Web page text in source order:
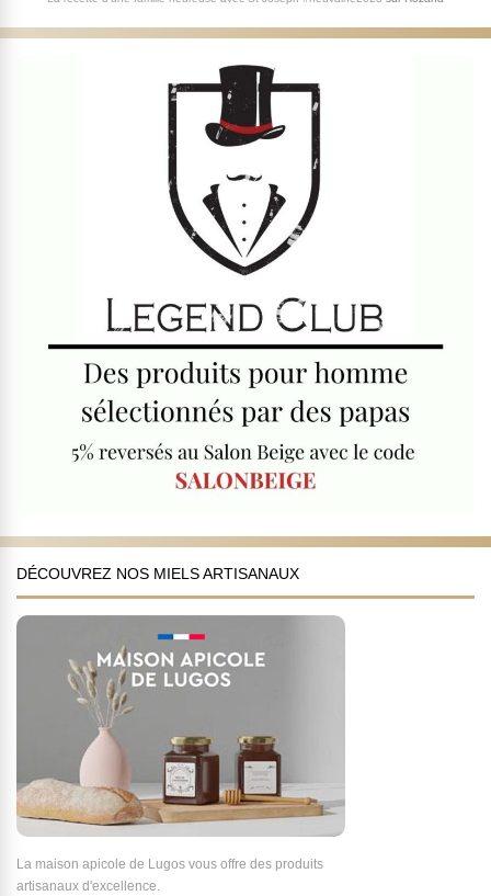
DÉCOUVREZ NOS MIELS ARTISANAUX
La maison apicole de Lugos vous offre des produits
artisanaux d'excellence.